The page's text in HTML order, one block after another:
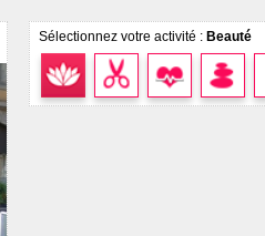
Sélectionnez votre activité : Beauté